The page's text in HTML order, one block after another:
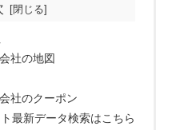
社の地図
社のクーポン
最新データ検索はこちら